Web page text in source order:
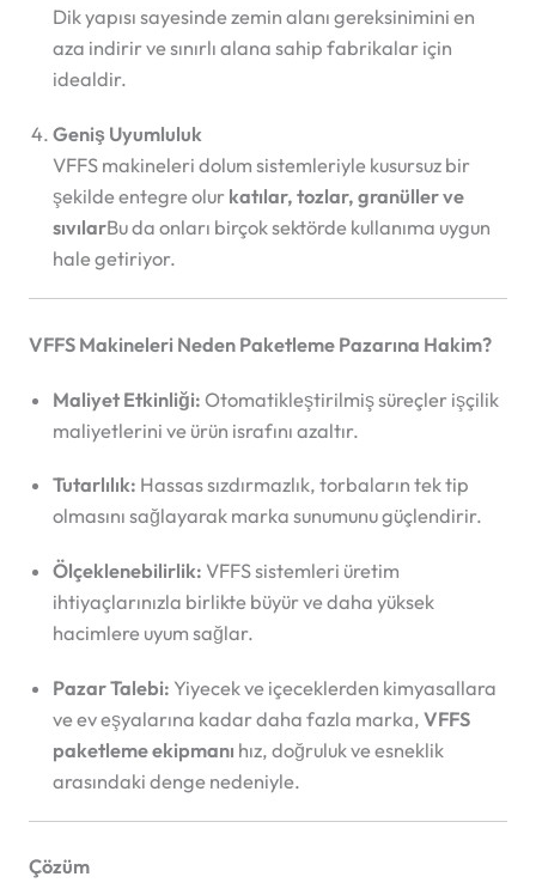
Dik yapısı sayesinde zemin alanı gereksinimini en
aza indirir ve sınırlı alana sahip fabrikalar için
idealdir.
Geniş Uyumluluk
VFFS makineleri dolum sistemleriyle kusursuz bir
şekilde entegre olur katılar, tozlar, granüller ve
sıvılarBu da onları birçok sektörde kullanıma uygun
hale getiriyor.
VFFS Makineleri Neden Paketleme Pazarına Hakim?
Maliyet Etkinliği: Otomatikleştirilmiş süreçler işçilik
maliyetlerini ve ürün israfını azaltır.
Tutarlılık: Hassas sızdırmazlık, torbaların tek tip
olmasını sağlayarak marka sunumunu güçlendirir.
Ölçeklenebilirlik: VFFS sistemleri üretim
ihtiyaçlarınızla birlikte büyür ve daha yüksek
hacimlere uyum sağlar.
Pazar Talebi: Yiyecek ve içeceklerden kimyasallara
ve ev eşyalarına kadar daha fazla marka, VFFS
paketleme ekipmanı hız, doğruluk ve esneklik
arasındaki denge nedeniyle.
Çözüm